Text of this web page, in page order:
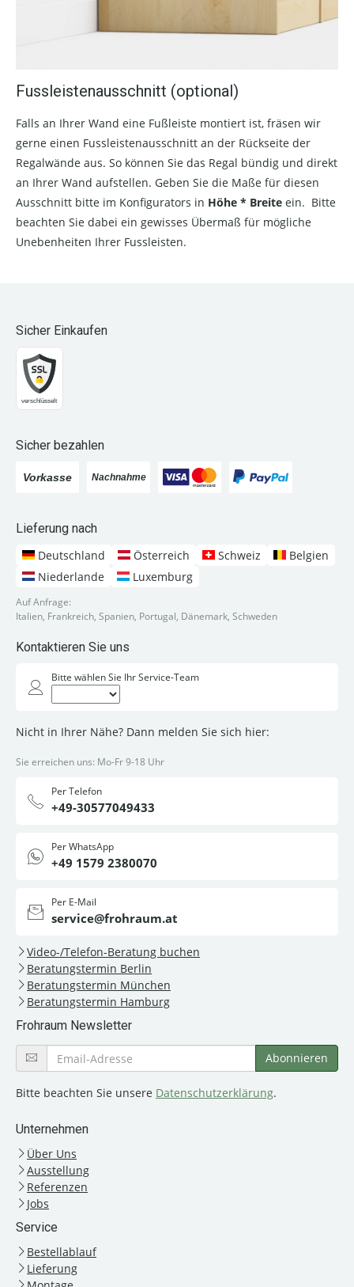
Fussleistenausschnitt (optional)
Falls an Ihrer Wand eine Fußleiste montiert ist, fräsen wir
gerne einen Fussleistenausschnitt an der Rückseite der
Regalwände aus. So können Sie das Regal bündig und direkt
an Ihrer Wand aufstellen. Geben Sie die Maße für diesen
Ausschnitt bitte im Konfigurators in Höhe * Breite ein. Bitte
beachten Sie dabei ein gewisses Übermaß für mögliche
Unebenheiten Ihrer Fussleisten.
Sicher Einkaufen
Sicher bezahlen
Lieferung nach
Deutschland
Österreich Schweiz
Belgien
Niederlande
Luxemburg
Auf Anfrage:
Italien, Frankreich, Spanien, Portugal, Dänemark, Schweden
Kontaktieren Sie uns
Bitte wählen Sie Ihr Service-Team
Nicht in Ihrer Nähe? Dann melden Sie sich hier:
Sie erreichen uns: Mo-Fr 9-18 Uhr
Per Telefon
+49-30577049433
Per WhatsApp
+49 1579 2380070
Per E-Mail
service@frohraum.at
Video-/Telefon-Beratung buchen
Beratungstermin Berlin
Beratungstermin München
Beratungstermin Hamburg
Frohraum Newsletter
Bitte beachten Sie unsere Datenschutzerklärung.
Unternehmen
Über Uns
Ausstellung
Referenzen
Jobs
Service
Bestellablauf
Lieferung